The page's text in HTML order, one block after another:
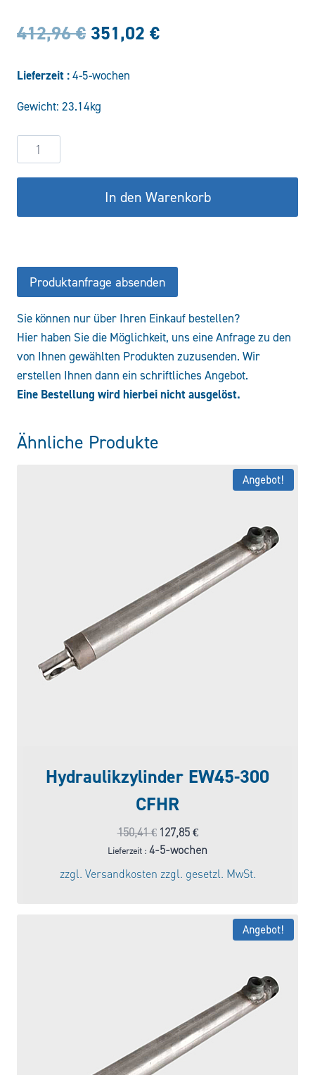
412,96€ Ursprünglicher
412,96 €
351,02 €Aktueller
Lieferzeit : 4-5-wochen
Gewicht: 23.14kg
Hydraulikzylinder
DW90/50-
300
Menge
In den Warenkorb
Produktanfrage absenden
Sie können nur über Ihren Einkauf bestellen?
Hier haben Sie die Möglichkeit, uns eine Anfrage zu den
von Ihnen gewählten Produkten zuzusenden. Wir
erstellen Ihnen dann ein schriftliches Angebot.
Eine Bestellung wird hierbei nicht ausgelöst.
Ähnliche Produkte
Angebot!
Hydraulikzylinder EW45-300
CFHR
150,41€ Ursprünglicher
Preis
war:
150,41 €
127,85 €Aktueller
Preis
Lieferzeit : 4-5-wochen
zzgl. Versandkosten zzgl. gesetzl. MwSt.
Angebot!